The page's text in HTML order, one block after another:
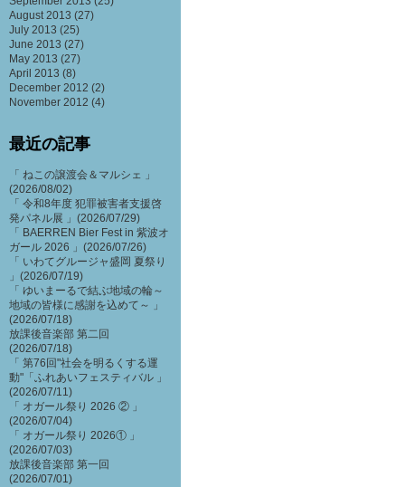
August 2013 (27)
July 2013 (25)
June 2013 (27)
May 2013 (27)
April 2013 (8)
December 2012 (2)
November 2012 (4)
最近の記事
「 ねこの譲渡会＆マルシェ 」
(2026/08/02)
「 令和8年度 犯罪被害者支援啓
発パネル展 」(2026/07/29)
「 BAERREN Bier Fest in 紫波オ
ガール 2026 」(2026/07/26)
「 いわてグルージャ盛岡 夏祭り
」(2026/07/19)
「 ゆいまーるで結ぶ地域の輪～
地域の皆様に感謝を込めて～ 」
(2026/07/18)
放課後音楽部 第二回
(2026/07/18)
「 第76回"社会を明るくする運
動"「ふれあいフェスティバル 」
(2026/07/11)
「 オガール祭り 2026 ② 」
(2026/07/04)
「 オガール祭り 2026① 」
(2026/07/03)
放課後音楽部 第一回
(2026/07/01)